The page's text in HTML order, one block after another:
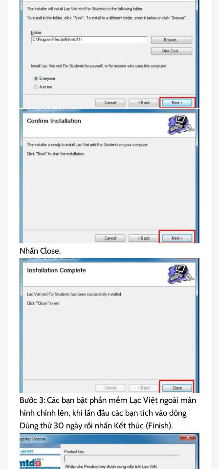
Nhấn Close.
Bước 3: Các bạn bật phần mềm Lạc Việt ngoài màn
hình chính lên, khi lần đầu các bạn tích vào dòng
Dùng thử 30 ngày rồi nhấn Kết thúc (Finish).